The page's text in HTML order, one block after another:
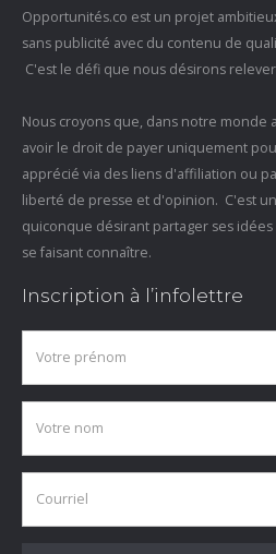
Opportunités.co est un projet
sans publicité avec du contenu de
C'est le défi que nous désirons
Nous croyons que, dans notre monde
avoir le droit de payer uniquement
apprécié via des liens d'affiliation ou
liberté de presse et d'opinion. C'est
quiconque désirant partager ses
se faisant connaître.
Inscription à l’infolettre